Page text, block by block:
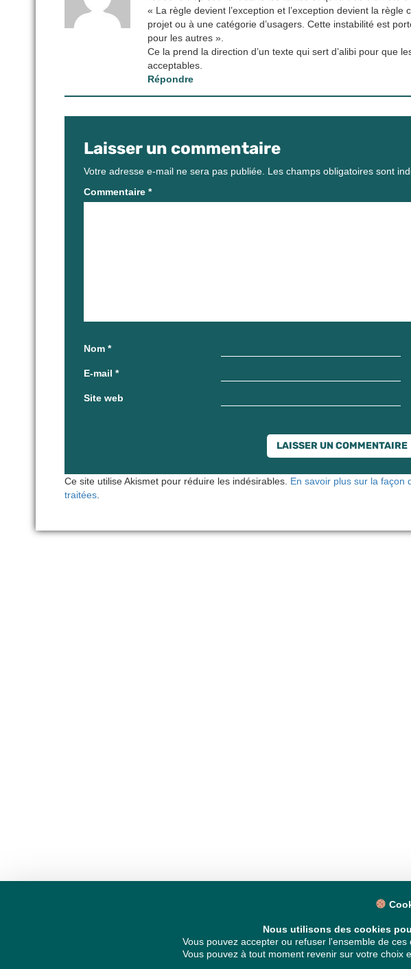
« La règle devient l’exception et l’exception devient la
projet ou à une catégorie d’usagers. Cette instabilité est
pour les autres ».
Ce la prend la direction d’un texte qui sert d’alibi pour que
acceptables.
Répondre
Laisser un commentaire
Votre adresse e-mail ne sera pas publiée. Les champs obligatoires sont
Commentaire *
Nom *
E-mail *
Site web
Ce site utilise Akismet pour réduire les indésirables. En savoir plus sur la façon
traitées.
Nous utilisons des cookies
Vous pouvez accepter ou refuser l'ensemble de
Vous pouvez à tout moment revenir sur votre choix